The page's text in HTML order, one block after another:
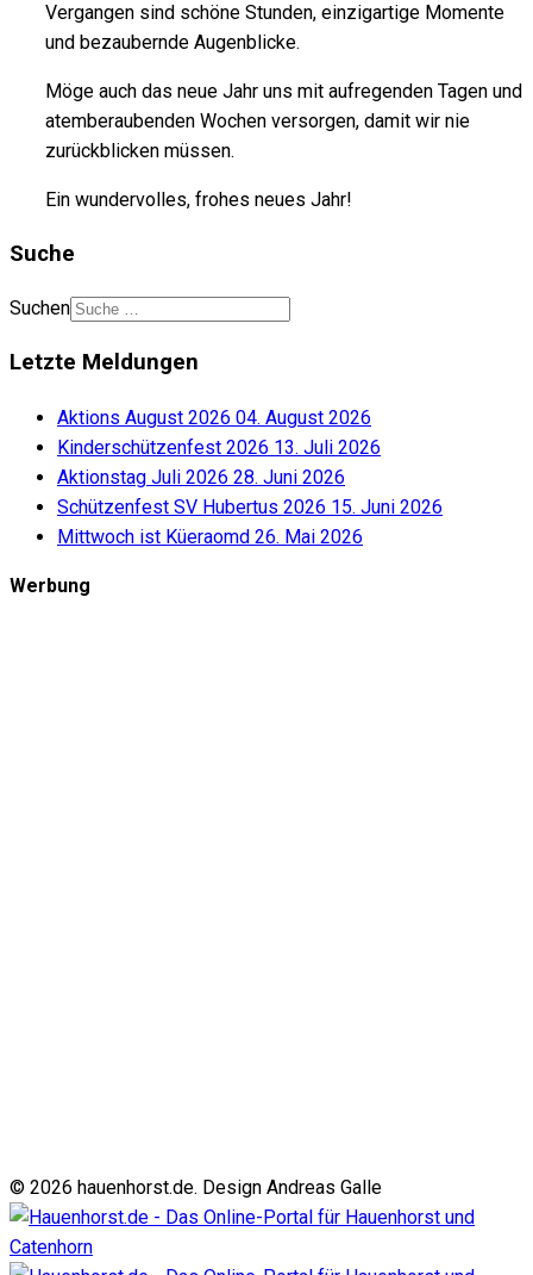
Vergangen sind schöne Stunden, einzigartige Momente
und bezaubernde Augenblicke.
Möge auch das neue Jahr uns mit aufregenden Tagen und
atemberaubenden Wochen versorgen, damit wir nie
zurückblicken müssen.
Ein wundervolles, frohes neues Jahr!
Suche
Suchen
Letzte Meldungen
Aktions August 2026 04. August 2026
Kinderschützenfest 2026 13. Juli 2026
Aktionstag Juli 2026 28. Juni 2026
Schützenfest SV Hubertus 2026 15. Juni 2026
Mittwoch ist Küeraomd 26. Mai 2026
Werbung
© 2026 hauenhorst.de. Design Andreas Galle